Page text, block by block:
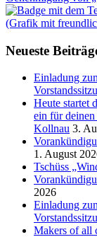
Neueste
Einladung
Heute startet
ein für
Kollnau 3.
1. August
Tschüss
2026
Einladung
Makers of all